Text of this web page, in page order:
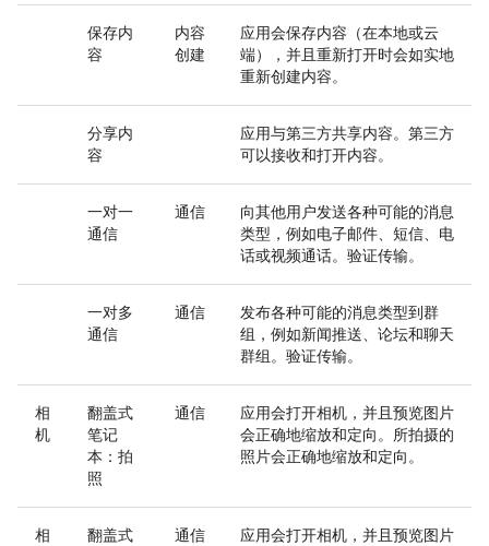
保存内
容
内容
创建
应用会保存内容（在本地或云
端），并且重新打开时会如实地
重新创建内容。
分享内
容
应用与第三方共享内容。第三方
可以接收和打开内容。
一对一
通信
通信
向其他用户发送各种可能的消息
类型，例如电子邮件、短信、电
话或视频通话。验证传输。
一对多
通信
通信
发布各种可能的消息类型到群
组，例如新闻推送、论坛和聊天
群组。验证传输。
相
机
翻盖式
笔记
本：拍
照
通信
应用会打开相机，并且预览图片
会正确地缩放和定向。所拍摄的
照片会正确地缩放和定向。
相
翻盖式
通信
应用会打开相机，并且预览图片